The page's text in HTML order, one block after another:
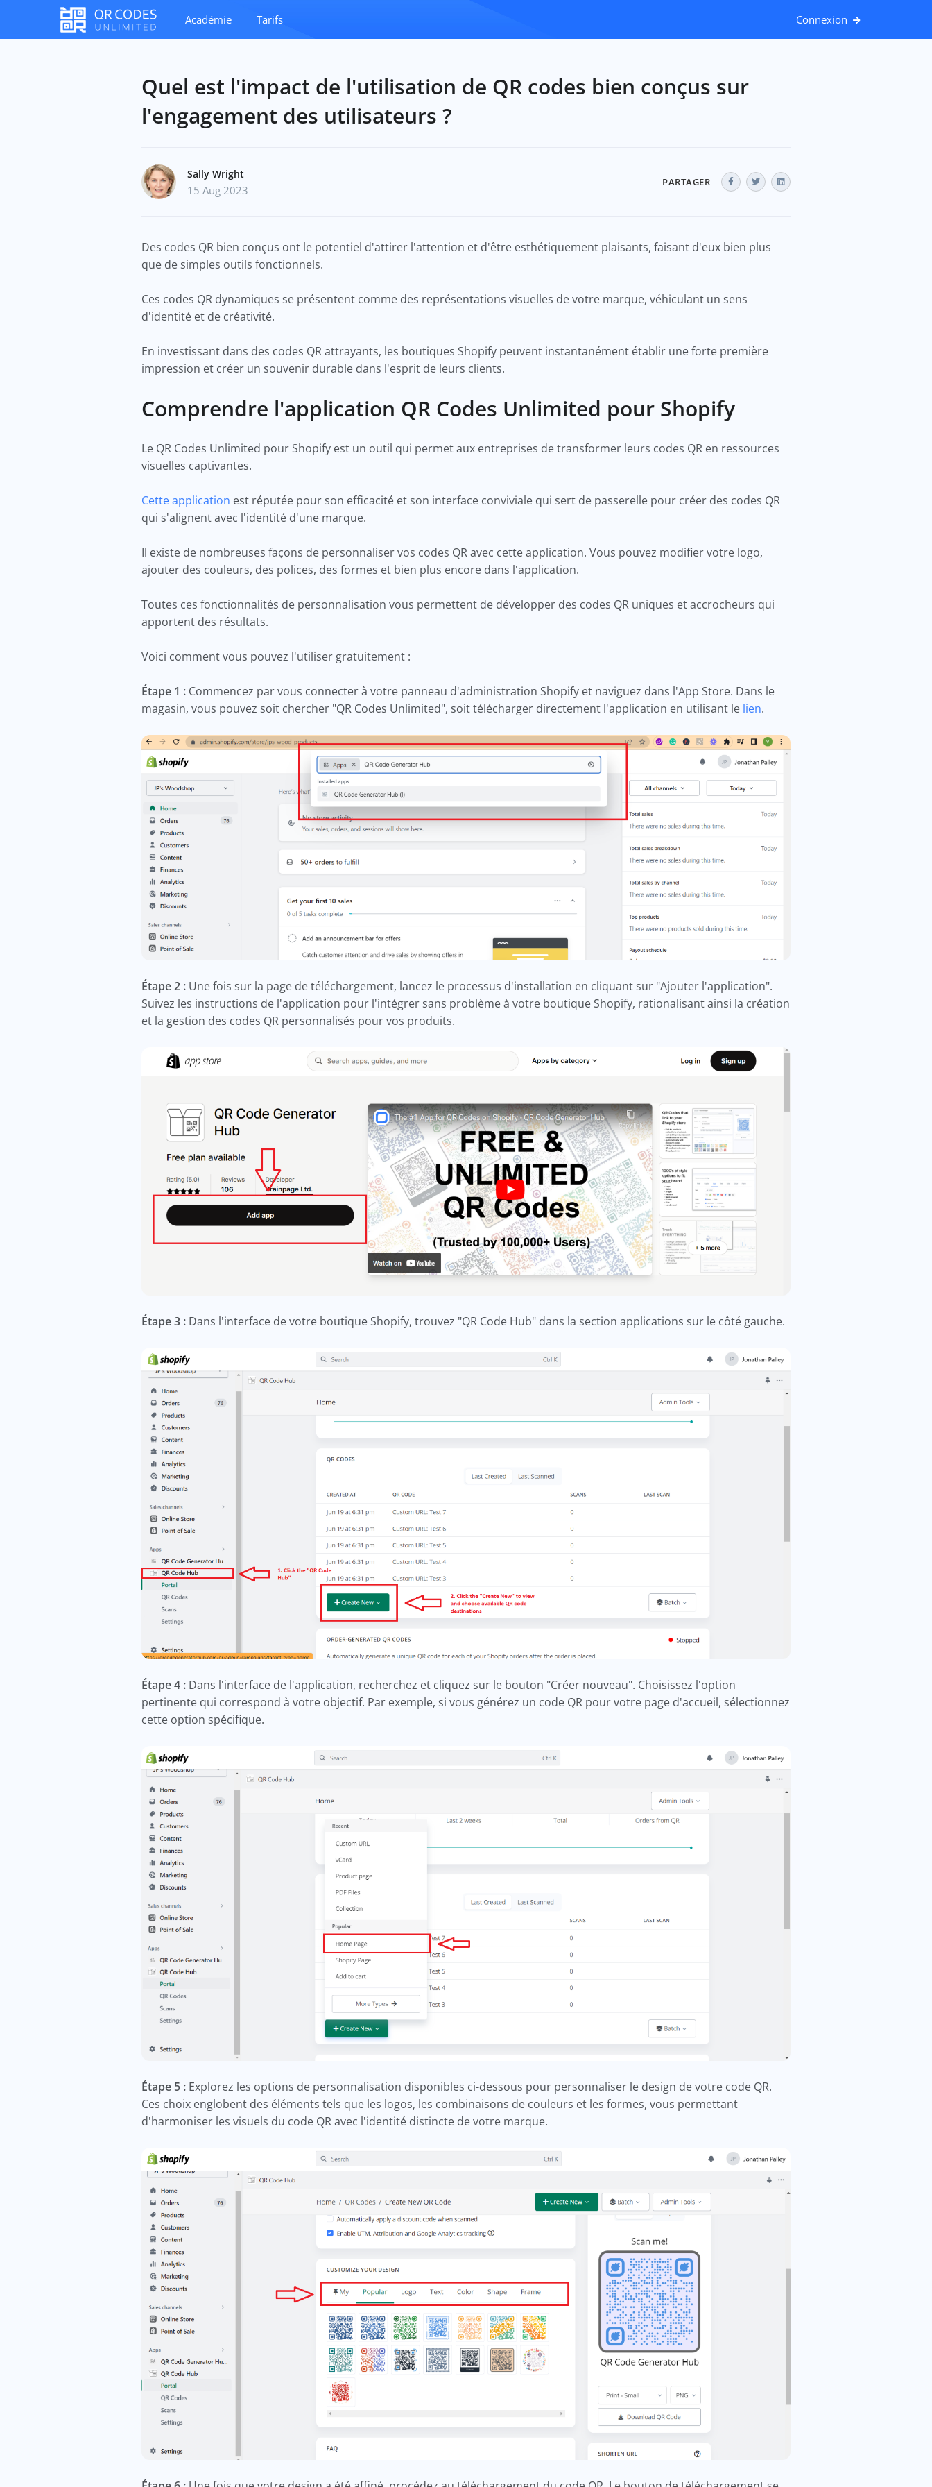
Académie Tarifs Connexion
Quel est l'impact de l'utilisation de QR codes bien conçus sur
l'engagement des utilisateurs ?
Sally Wright
15 Aug 2023
PARTAGER
Des codes QR bien conçus ont le potentiel d'attirer l'attention et d'être esthétiquement plaisants, faisant d'eux bien plus
que de simples outils fonctionnels.
Ces codes QR dynamiques se présentent comme des représentations visuelles de votre marque, véhiculant un sens
d'identité et de créativité.
En investissant dans des codes QR attrayants, les boutiques Shopify peuvent instantanément établir une forte première
impression et créer un souvenir durable dans l'esprit de leurs clients.
Comprendre l'application QR Codes Unlimited pour Shopify
Le QR Codes Unlimited pour Shopify est un outil qui permet aux entreprises de transformer leurs codes QR en ressources
visuelles captivantes.
Cette application est réputée pour son efficacité et son interface conviviale qui sert de passerelle pour créer des codes QR
qui s'alignent avec l'identité d'une marque.
Il existe de nombreuses façons de personnaliser vos codes QR avec cette application. Vous pouvez modifier votre logo,
ajouter des couleurs, des polices, des formes et bien plus encore dans l'application.
Toutes ces fonctionnalités de personnalisation vous permettent de développer des codes QR uniques et accrocheurs qui
apportent des résultats.
Voici comment vous pouvez l'utiliser gratuitement :
Étape 1 : Commencez par vous connecter à votre panneau d'administration Shopify et naviguez dans l'App Store. Dans le
magasin, vous pouvez soit chercher "QR Codes Unlimited", soit télécharger directement l'application en utilisant le lien.
Étape 2 : Une fois sur la page de téléchargement, lancez le processus d'installation en cliquant sur "Ajouter l'application".
Suivez les instructions de l'application pour l'intégrer sans problème à votre boutique Shopify, rationalisant ainsi la création
et la gestion des codes QR personnalisés pour vos produits.
Étape 3 : Dans l'interface de votre boutique Shopify, trouvez "QR Code Hub" dans la section applications sur le côté gauche.
Étape 4 : Dans l'interface de l'application, recherchez et cliquez sur le bouton "Créer nouveau". Choisissez l'option
pertinente qui correspond à votre objectif. Par exemple, si vous générez un code QR pour votre page d'accueil, sélectionnez
cette option spécifique.
Étape 5 : Explorez les options de personnalisation disponibles ci-dessous pour personnaliser le design de votre code QR.
Ces choix englobent des éléments tels que les logos, les combinaisons de couleurs et les formes, vous permettant
d'harmoniser les visuels du code QR avec l'identité distincte de votre marque.